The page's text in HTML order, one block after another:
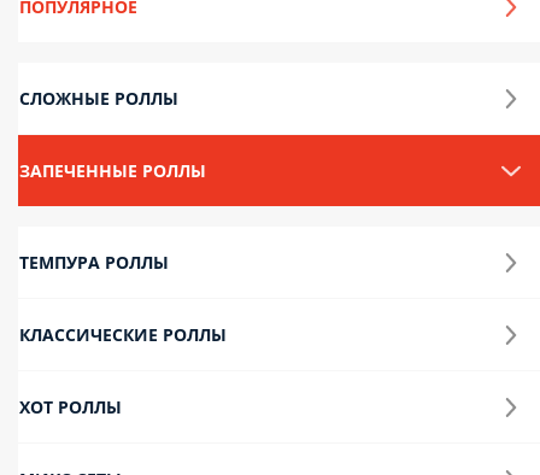
ПОПУЛЯРНОЕ
СЛОЖНЫЕ РОЛЛЫ
ЗАПЕЧЕННЫЕ РОЛЛЫ
ТЕМПУРА РОЛЛЫ
КЛАССИЧЕСКИЕ РОЛЛЫ
ХОТ РОЛЛЫ